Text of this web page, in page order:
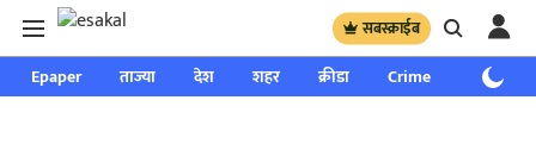
सबस्क्राईब
Epaper ताज्या देश शहर क्रीडा Crime साप्ताहिक